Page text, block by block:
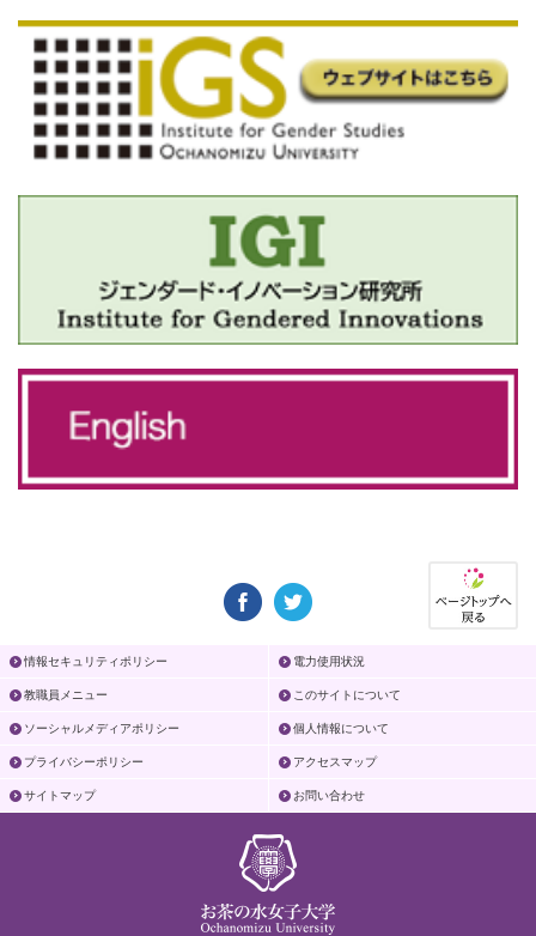
情報セキュリティポリシー 電力使用状況
教職員メニュー このサイトについて
ソーシャルメディアポリシー 個人情報について
プライバシーポリシー アクセスマップ
サイトマップ お問い合わせ